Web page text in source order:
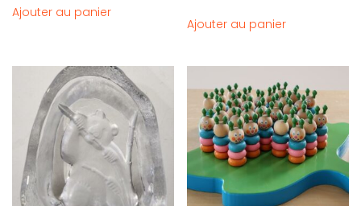
Ajouter au panier
Ajouter au panier